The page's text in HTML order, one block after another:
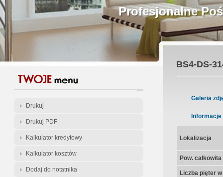
Profesjonalne Pośrednictwo
Bezpieczeństwo Transakcji -
Gwarancja Zwrotu Zadatku
Drukuj
Drukuj PDF
Kalkulator kredytowy
Kalkulator kosztów
Dodaj do notatnika
BS4-DS-
Galeria
Informacje
Lokalizacja
Pow.
Liczba pięter